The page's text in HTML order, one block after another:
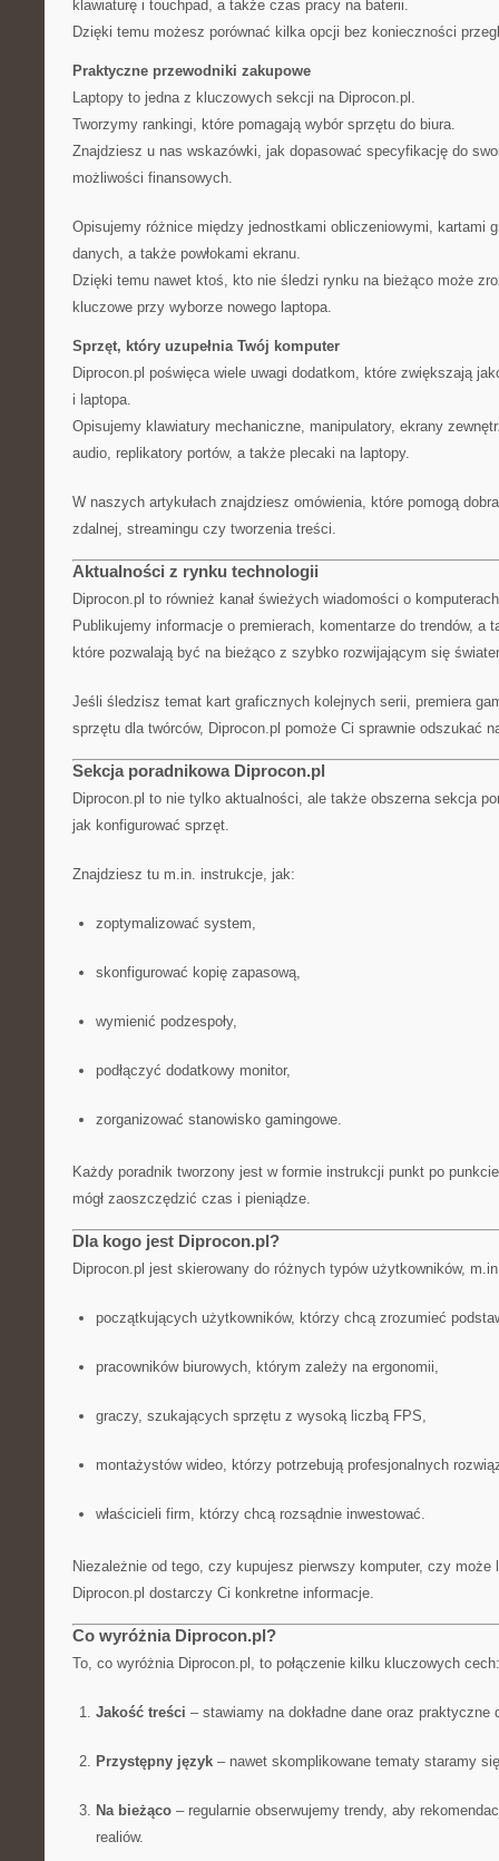
klawiaturę i touchpad, a także czas pracy na baterii.
Dzięki temu możesz porównać kilka opcji bez konieczności
Praktyczne przewodniki zakupowe
Laptopy to jedna z kluczowych sekcji na Diprocon.pl.
Tworzymy rankingi, które pomagają wybór sprzętu do biura.
Znajdziesz u nas wskazówki, jak dopasować specyfikację do
możliwości finansowych.
Opisujemy różnice między jednostkami obliczeniowymi, kartami
danych, a także powłokami ekranu.
Dzięki temu nawet ktoś, kto nie śledzi rynku na bieżąco może
kluczowe przy wyborze nowego laptopa.
Sprzęt, który uzupełnia Twój komputer
Diprocon.pl poświęca wiele uwagi dodatkom, które zwiększają
i laptopa.
Opisujemy klawiatury mechaniczne, manipulatory, ekrany
audio, replikatory portów, a także plecaki na laptopy.
W naszych artykułach znajdziesz omówienia, które pomogą
zdalnej, streamingu czy tworzenia treści.
Aktualności z rynku technologii
Diprocon.pl to również kanał świeżych wiadomości o
Publikujemy informacje o premierach, komentarze do trendów, a
które pozwalają być na bieżąco z szybko rozwijającym się
Jeśli śledzisz temat kart graficznych kolejnych serii, premiera
sprzętu dla twórców, Diprocon.pl pomoże Ci sprawnie odszukać
Sekcja poradnikowa Diprocon.pl
Diprocon.pl to nie tylko aktualności, ale także obszerna sekcja
jak konfigurować sprzęt.
Znajdziesz tu m.in. instrukcje, jak:
zoptymalizować system,
skonfigurować kopię zapasową,
wymienić podzespoły,
podłączyć dodatkowy monitor,
zorganizować stanowisko gamingowe.
Każdy poradnik tworzony jest w formie instrukcji punkt po
mógł zaoszczędzić czas i pieniądze.
Dla kogo jest Diprocon.pl?
Diprocon.pl jest skierowany do różnych typów użytkowników,
początkujących użytkowników, którzy chcą zrozumieć
pracowników biurowych, którym zależy na ergonomii,
graczy, szukających sprzętu z wysoką liczbą FPS,
montażystów wideo, którzy potrzebują profesjonalnych
właścicieli firm, którzy chcą rozsądnie inwestować.
Niezależnie od tego, czy kupujesz pierwszy komputer, czy może
Diprocon.pl dostarczy Ci konkretne informacje.
Co wyróżnia Diprocon.pl?
To, co wyróżnia Diprocon.pl, to połączenie kilku kluczowych cech:
Jakość treści – stawiamy na dokładne dane oraz praktyczne
Przystępny język– nawet skomplikowane tematy staramy
Na bieżąco– regularnie obserwujemy trendy, aby
realiów.